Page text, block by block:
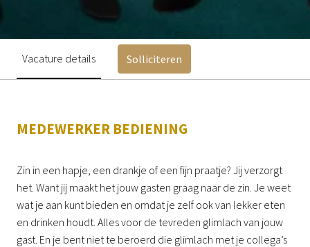
Vacature details Solliciteren
MEDEWERKER BEDIENING
Zin in een hapje, een drankje of een fijn praatje? Jij verzorgt
het. Want jij maakt het jouw gasten graag naar de zin. Je weet
wat je aan kunt bieden en omdat je zelf ook van lekker eten
en drinken houdt. Alles voor de tevreden glimlach van jouw
gast. En je bent niet te beroerd die glimlach met je collega’s